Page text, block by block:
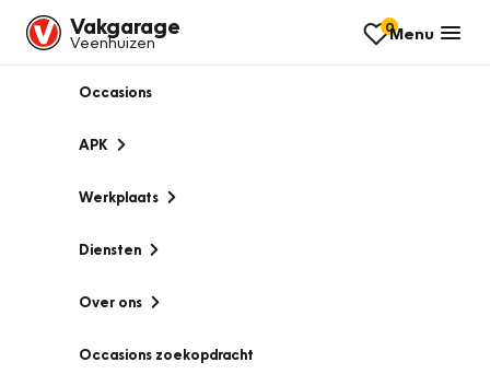
Vakgarage
Veenhuizen
0Menu
Occasions
APK
Werkplaats
Diensten
Over ons
Occasions zoekopdracht